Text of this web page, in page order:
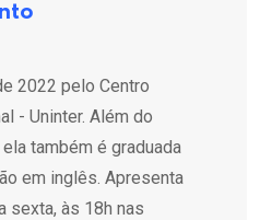
2022 pelo Centro
- Uninter. Além do
também é graduada
em inglês. Apresenta
sexta, às 18h nas